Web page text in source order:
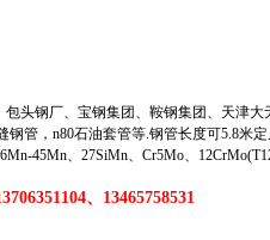
头钢厂、宝钢集团、鞍钢集团、天津
钢管 ， n80石油套管等.钢管长度可5.8米
45Mn、27SiMn、Cr5Mo、
、13465758531